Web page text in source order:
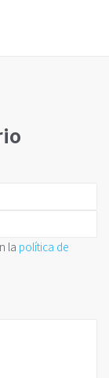
la política de